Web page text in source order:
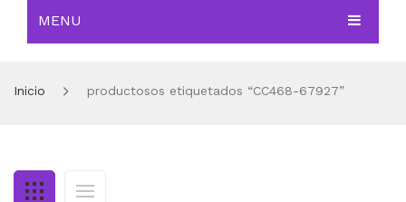
MENU
TIENDA
CONTACTO
Inicio productosos etiquetados “CC468-67927”